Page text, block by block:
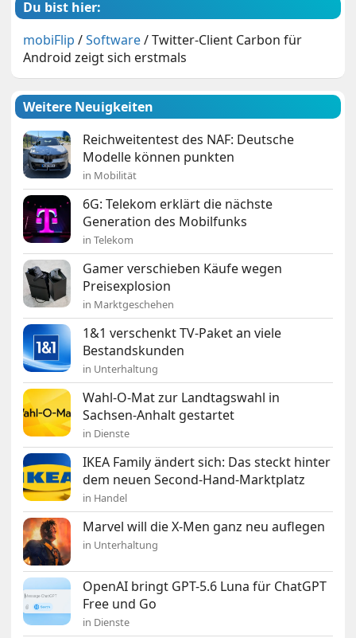
Du bist hier:
mobiFlip /Software/Twitter-Client Carbon für
Android zeigt sich erstmals
Weitere Neuigkeiten
Reichweitentest des NAF: Deutsche
Modelle können punkten
in Mobilität
6G: Telekom erklärt die nächste
Generation des Mobilfunks
in Telekom
Gamer verschieben Käufe wegen
Preisexplosion
in Marktgeschehen
1&1 verschenkt TV-Paket an viele
Bestandskunden
in Unterhaltung
Wahl-O-Mat zur Landtagswahl in
Sachsen-Anhalt gestartet
in Dienste
IKEA Family ändert sich: Das steckt hinter
dem neuen Second-Hand-Marktplatz
in Handel
Marvel will die X-Men ganz neu auflegen
in Unterhaltung
OpenAI bringt GPT-5.6 Luna für ChatGPT
Free und Go
in Dienste